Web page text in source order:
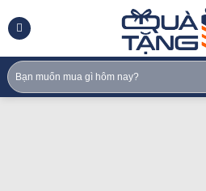
to
content
Tìm
kiếm: